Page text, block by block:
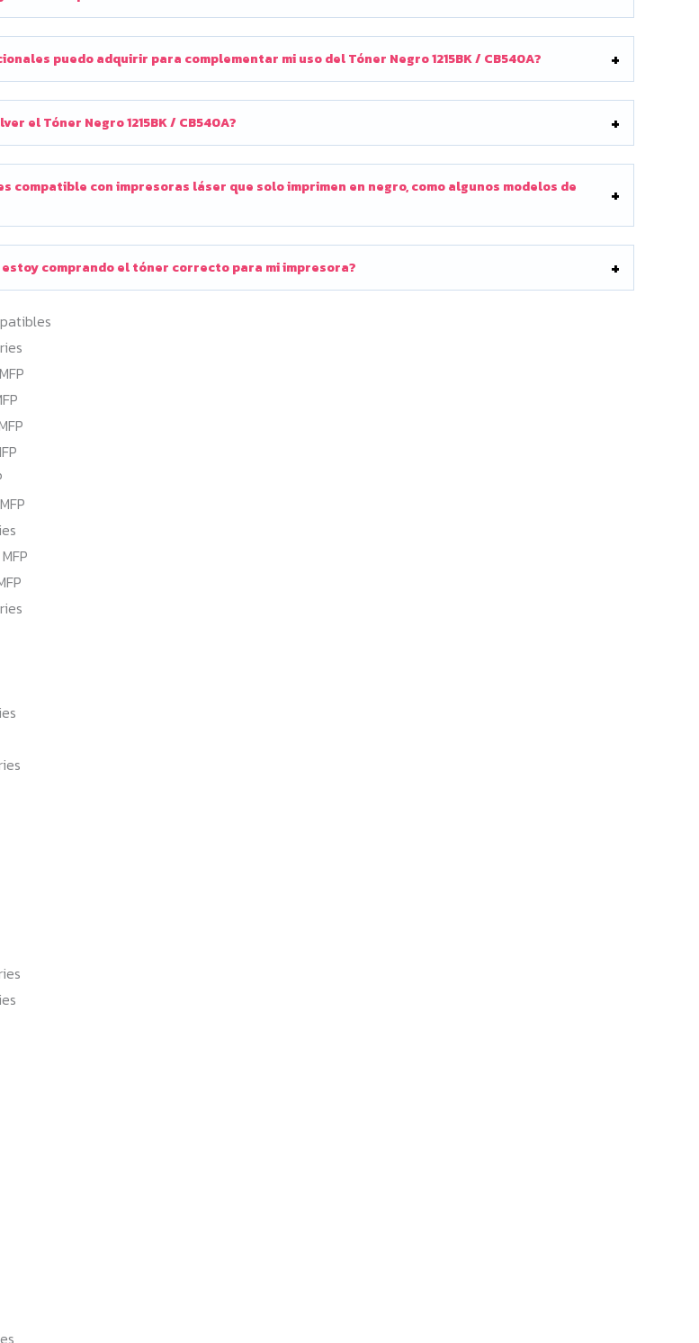
puedo adquirir para complementar mi uso del Tóner Negro 1215BK / CB540A?
el Tóner Negro 1215BK / CB540A?
es compatible con impresoras láser que solo imprimen en negro, como algunos modelos de
estoy comprando el tóner correcto para mi impresora?